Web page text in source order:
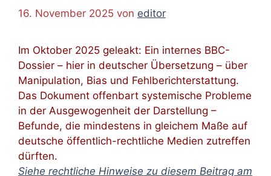
16. November 2025 von editor
Im Oktober 2025 geleakt: Ein internes BBC-
Dossier – hier in deutscher Übersetzung – über
Manipulation, Bias und Fehlberichterstattung.
Das Dokument offenbart systemische Probleme
in der Ausgewogenheit der Darstellung –
Befunde, die mindestens in gleichem Maße auf
deutsche öffentlich-rechtliche Medien zutreffen
dürften.
Siehe rechtliche Hinweise zu diesem Beitrag am